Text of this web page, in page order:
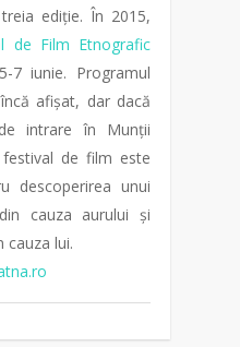
ediție. În 2015,
de Film Etnografic
7 iunie. Programul
afișat, dar dacă
intrare în Munții
de film este
descoperirea unui
cauza aurului și
cauza lui.